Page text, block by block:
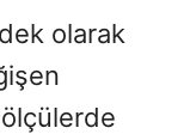
olarak